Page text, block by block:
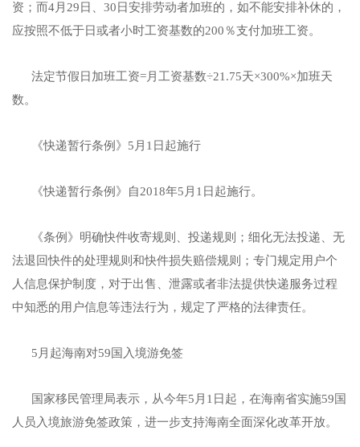
资；而4月29日、30日安排劳动者加班的，如不能安排补休的，
应按照不低于日或者小时工资基数的200％支付加班工资。
法定节假日加班工资=月工资基数÷21.75天×300%×加班天
数。
《快递暂行条例》5月1日起施行
《快递暂行条例》自2018年5月1日起施行。
《条例》明确快件收寄规则、投递规则；细化无法投递、无
法退回快件的处理规则和快件损失赔偿规则；专门规定用户个
人信息保护制度，对于出售、泄露或者非法提供快递服务过程
中知悉的用户信息等违法行为，规定了严格的法律责任。
5月起海南对59国入境游免签
国家移民管理局表示，从今年5月1日起，在海南省实施59国
人员入境旅游免签政策，进一步支持海南全面深化改革开放。